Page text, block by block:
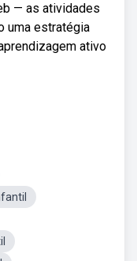
— as atividades
uma estratégia
ativo